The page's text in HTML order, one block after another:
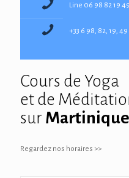
Line 06 98 82 19 49
+33 6 98, 82, 19,
Cours de Yoga
et de
sur Martinique
Regardez nos horaires >>